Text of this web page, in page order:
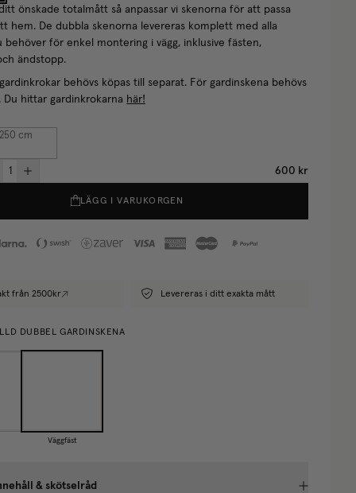
önskade totalmått så anpassar vi skenorna för att passa
hem. De dubbla skenorna levereras komplett med alla
behöver för enkel montering i vägg, inklusive fästen,
ändstopp.
behövs köpas till separat. För gardinskena behövs
Du hittar gardinkrokarna här!
cm
600 kr
LÄGG I VARUKORGEN
från 2500kr Levereras i ditt exakta mått
DUBBEL GARDINSKENA
Väggfäst
& skötselråd